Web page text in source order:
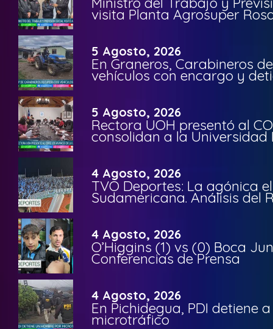
visita Planta Agrosuper
5 Agosto, 2026
En Graneros, Carabineros
vehículos con encargo y
5 Agosto, 2026
Rectora UOH presentó al
consolidan a la Universidad
4 Agosto, 2026
TVO Deportes: La agónica
Sudamericana. Análisis del
4 Agosto, 2026
O’Higgins (1) vs (0) Boca
Conferencias de Prensa
4 Agosto, 2026
En Pichidegua, PDI detiene
microtráfico